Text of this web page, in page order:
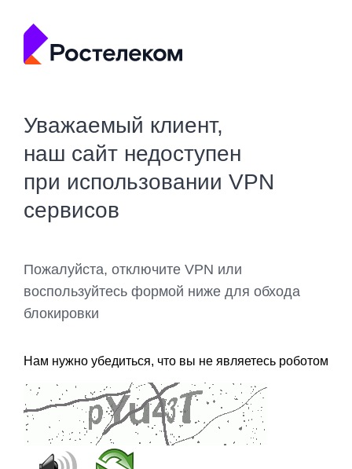
Уважаемый клиент,
наш сайт недоступен
при использовании VPN
сервисов
Пожалуйста, отключите VPN или
воспользуйтесь формой ниже для обхода
блокировки
Нам нужно убедиться, что вы не являетесь роботом